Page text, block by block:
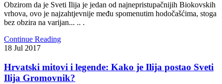
Obzirom da je Sveti Ilija je jedan od najnepristupačnijih Biokovskih
vrhova, ovo je najzahtjevnije među spomenutim hodočašćima, stoga
bez obzira na varijan... .. .
Continue Reading
18 Jul 2017
Hrvatski mitovi i legende: Kako je Ilija postao Sveti
Ilija Gromovnik?